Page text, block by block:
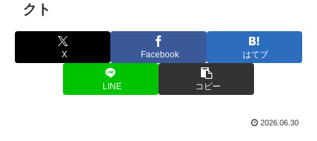
クト
X Facebook はてブ
LINE コピー
2026.06.30